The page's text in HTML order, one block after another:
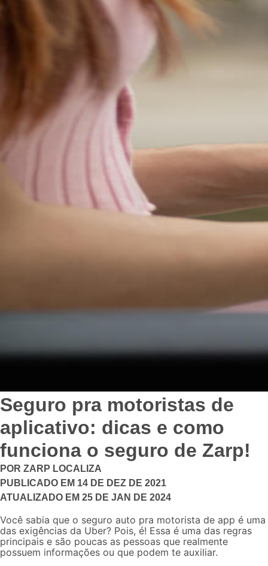
Seguro pra motoristas de
aplicativo: dicas e como
funciona o seguro de Zarp!
POR ZARP LOCALIZA
PUBLICADO EM 14 DE DEZ DE 2021
ATUALIZADO EM 25 DE JAN DE 2024
Você sabia que o seguro auto pra motorista de app é uma
das exigências da Uber? Pois, é! Essa é uma das regras
principais e são poucas as pessoas que realmente
possuem informações ou que podem te auxiliar.